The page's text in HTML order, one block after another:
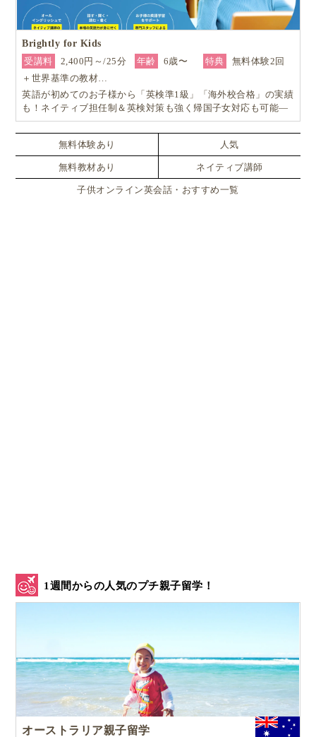
Brightly for Kids
受講料
2,400円～/25分 年齢 6歳〜 特典
無料体験2回
＋世界基準の教材…
英語が初めてのお子様から「英検準1級」「海外校合格」の実績
も！ネイティブ担任制＆英検対策も強く帰国子女対応も可能―
小学生からの4技能本格英会話『Brightly for Kids｜ブライトリ
ー』
無料体験あり
人気
無料教材あり ネイティブ講師
子供オンライン英会話・おすすめ一覧
1週間からの人気のプチ親子留学！
オーストラリア親子留学